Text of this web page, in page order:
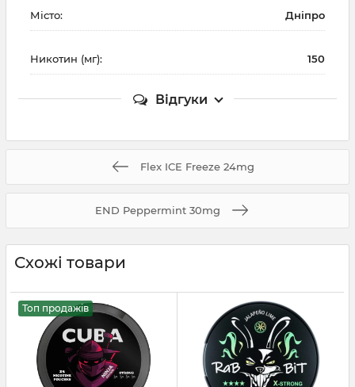
Місто: Дніпро
Никотин (мг): 150
Відгуки
Flex ICE Freeze 24mg
END Peppermint 30mg
Схожі товари
Топ продажів